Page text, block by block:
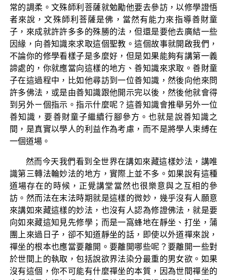
常的調柔。文殊師利菩薩就勉勵他要去參訪，以修學證悟
者來說，文殊師利菩薩是佛，當然有能力來指導善財童
子，來成就許許多多的殊勝的法，但還是要他去廣結一些
因緣，向善知識來求取這個聖教。這個故事就開啟我們，
不論你的修學看樣子是多麼好，但是如果能夠有講第一義
諦處的，你就應當向這樣的地方、善知識來求取。善財童
子在這過程中，比如他尋訪到一位善知識，然後向他來問
許多佛法，或是由善知識跟他開示完以後，然後他就會得
到另外ㄧ個指示。指示什麼呢？這善知識會推舉另外一位
善知識，要善財童子繼續行腳參方。也就是說善知識之
間，是真實以學人的利益作為考慮，而不是將學人束縛在
一個道場。
然而今天我們看到全世界在講如來藏這樣妙法，講唯
識第三轉法輪妙法的地方，實際上並不多。如果說有這種
道場存在的時候，正覺講堂當然也很樂意與之互相的參
訪。然而法在末法時期就是這樣的微妙，幾乎沒有人願意
來講如來藏這樣的妙法，也沒有人認為修證佛法，就是要
向如來藏這知見先修學；而是一窩蜂地在靜坐、打坐，蒲
團上來過日子，卻不知道靜坐的話，即使以外道禪來說，
禪坐的根本也應當要離開。要離開哪些呢？要離開一些對
於世間上的執取，包括說欲界法染分最重的男女欲。如果
沒有這個，你不可能有什麼禪坐的本質，因為世間禪坐的